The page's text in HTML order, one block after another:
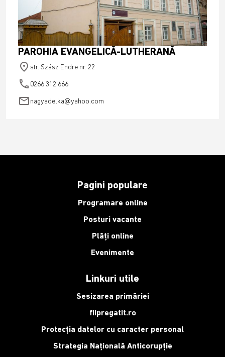
PAROHIA EVANGELICĂ-LUTHERANĂ
place str. Szász Endre nr. 22
phone 0266 312 666
emailnagyadelka@yahoo.com
Pagini populare
Programare online
Posturi vacante
Plăți online
Evenimente
Linkuri utile
Sesizarea primăriei
fiipregatit.ro
Protecția datelor cu caracter personal
Strategia Națională Anticorupție